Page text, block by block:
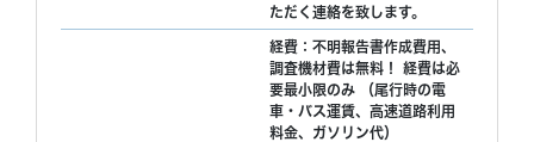
ただく連絡を致します。
経費：不明報告書作成費用、
調査機材費は無料！ 経費は必
要最小限のみ （尾行時の電
車・バス運賃、高速道路利用
料金、ガソリン代）